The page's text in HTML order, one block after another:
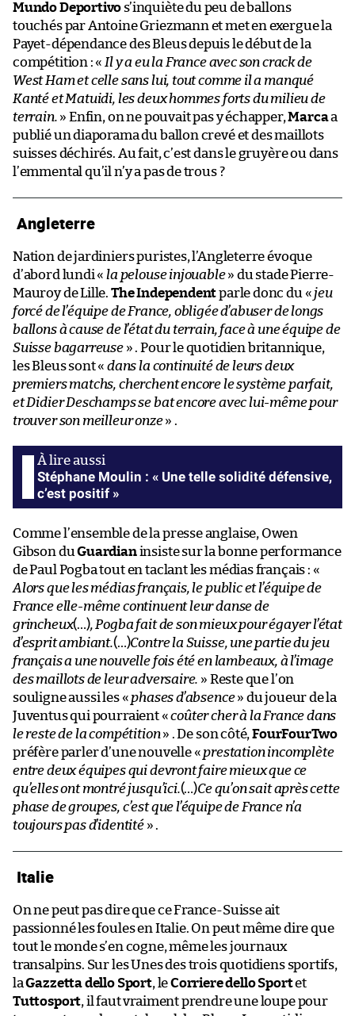
Mundo Deportivo s’inquiète du peu de ballons
touchés par Antoine Griezmann et met en exergue la
Payet-dépendance des Bleus depuis le début de la
compétition : «Il y a eu la France avec son crack de
West Ham et celle sans lui, tout comme il a manqué
Kanté et Matuidi, les deux hommes forts du milieu de
terrain. » Enfin, on ne pouvait pas y échapper,Marcaa
publié un diaporama du ballon crevé et des maillots
suisses déchirés. Au fait, c’est dans le gruyère ou dans
l’emmental qu’il n’y a pas de trous ?
Angleterre
Nation de jardiniers puristes, l’Angleterre évoque
d’abord lundi «la pelouse injouable» du stade Pierre-
Mauroy de Lille. The Independentparle donc du « jeu
forcé de l’équipe de France, obligée d’abuser de longs
ballons à cause de l’état du terrain, face à une équipe de
Suisse bagarreuse» . Pour le quotidien britannique,
les Bleus sont « dans la continuité de leurs deux
premiers matchs, cherchent encore le système parfait,
et Didier Deschamps se bat encore avec lui-même pour
trouver son meilleur onze» .
Stéphane Moulin : « Une telle solidité défensive,
c’est positif »
Comme l’ensemble de la presse anglaise, Owen
Gibson duGuardianinsiste sur la bonne performance
de Paul Pogba tout en taclant les médias français : «
Alors que les médias français, le public et l’équipe de
France elle-même continuent leur danse de
grincheux(…), Pogba fait de son mieux pour égayer l’état
d’esprit ambiant.(…)Contre la Suisse, une partie du jeu
français a une nouvelle fois été en lambeaux, à l’image
des maillots de leur adversaire. » Reste que l’on
souligne aussi les « phases d’absence» du joueur de la
Juventus qui pourraient «coûter cher à la France dans
le reste de la compétition» . De son côté,FourFourTwo
préfère parler d’une nouvelle « prestation incomplète
entre deux équipes qui devront faire mieux que ce
qu’elles ont montré jusqu’ici.(…)Ce qu’on sait après cette
phase de groupes, c’est que l’équipe de France n’a
toujours pas d’identité» .
Italie
On ne peut pas dire que ce France-Suisse ait
passionné les foules en Italie. On peut même dire que
tout le monde s’en cogne, même les journaux
transalpins. Sur les Unes des trois quotidiens sportifs,
laGazzetta dello Sport, leCorriere dello Sportet
Tuttosport, il faut vraiment prendre une loupe pour